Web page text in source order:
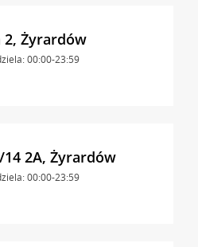
2, Żyrardów
00:00-23:59
2A, Żyrardów
00:00-23:59